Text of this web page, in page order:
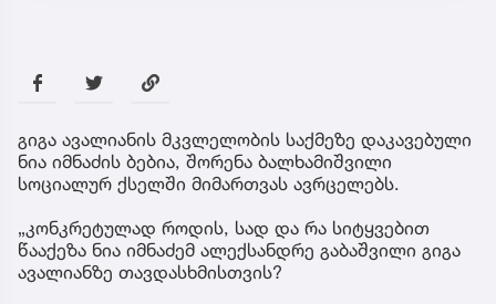
გიგა ავალი­ანის მკვლელობის საქმეზე დაკავებული
ნია იმნაძის ბებია, შორენა ბალხამიშვილი
სოციალურ ქსელში მიმართვას ავრცელებს.
„კონკრეტულად როდის, სად და რა სიტყვებით
წააქეზა ნია იმნაძემ ალექსანდრე გაბაშვილი გიგა
ავალიანზე თავდასხმისთვის?